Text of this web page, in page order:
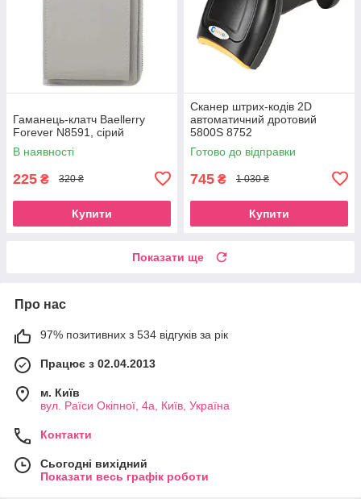
Гаманець-клатч Baellerry
Forever N8591, сірий
В наявності
225 ₴ 320 ₴
Купити
Сканер штрих-кодів 2D
автоматичний дротовий
5800S 8752
Готово до відправки
745 ₴ 1 030 ₴
Купити
Показати ще
Про нас
97% позитивних з 534 відгуків за рік
Працює з 02.04.2013
м. Київ
вул. Раїси Окіпної, 4а, Київ, Україна
Контакти
Сьогодні вихідний
Показати весь графік роботи